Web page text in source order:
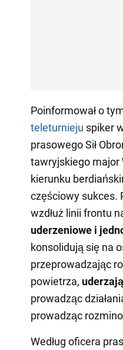
Poinformował o
teleturnieju spiker
prasowego Sił
tawryjskiego major
kierunku
częściowy sukces.
wzdłuż linii frontu
uderzeniowe i
konsolidują się na
przeprowadzając
powietrza,
prowadząc
prowadząc
Według oficera